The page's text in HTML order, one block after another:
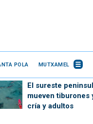
POLA MUTXAMEL
El sureste
mueven tiburones
cría y adultos